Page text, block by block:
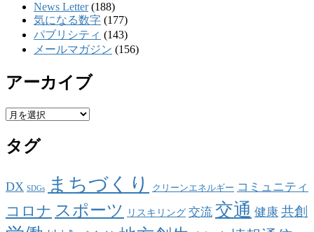
News Letter(188)
気になる数字 (177)
パブリシティ (143)
メールマガジン (156)
アーカイブ
ア
カ
イ
タグ
DX SDGs まちづくり クリーンエネルギー コミュニティ
コロナ スポーツ リスキリング 交流 交通 健康 共創